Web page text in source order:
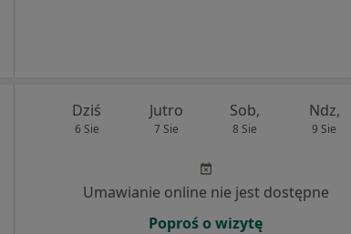
Dziś
6 Sie
Jutro
7 Sie
Sob,
8 Sie
Ndz,
9 Sie
Umawianie online nie jest dostępne
Poproś o wizytę